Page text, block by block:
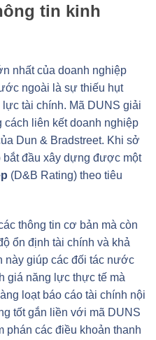
tin kinh
nhất của doanh nghiệp
ngoài là sự thiếu hụt
tài chính. Mã DUNS giải
cách liên kết doanh nghiệp
Dun & Bradstreet. Khi sở
bắt đầu xây dựng được một
(D&B Rating) theo tiêu
thông tin cơ bản mà còn
ổn định tài chính và khả
này giúp các đối tác nước
giá năng lực thực tế mà
loạt báo cáo tài chính nội
tốt gắn liền với mã DUNS
phán các điều khoản thanh